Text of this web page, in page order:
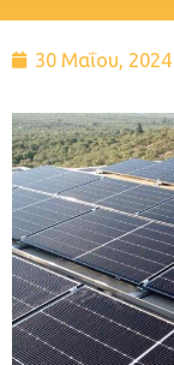
30 Μαΐου, 2024